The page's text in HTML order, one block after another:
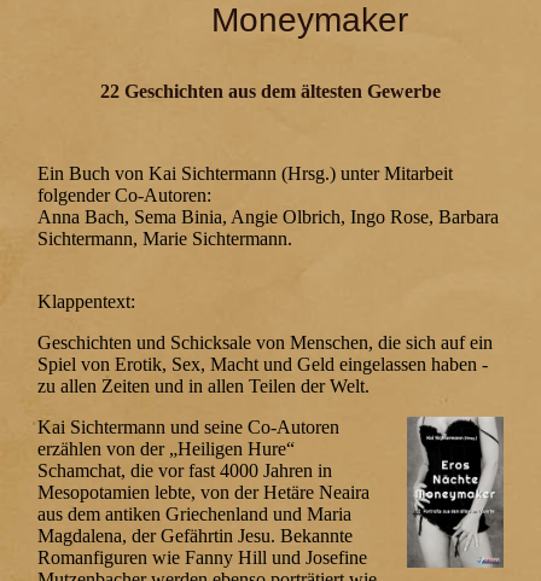
Moneymaker
22 Geschichten aus dem ältesten Gewerbe
Ein Buch von Kai Sichtermann (Hrsg.) unter Mitarbeit
folgender Co-Autoren:
Anna Bach, Sema Binia, Angie Olbrich, Ingo Rose, Barbara
Sichtermann, Marie Sichtermann.
Klappentext:
Geschichten und Schicksale von Menschen, die sich auf ein
Spiel von Erotik, Sex, Macht und Geld eingelassen haben -
zu allen Zeiten und in allen Teilen der Welt.
Kai Sichtermann und seine Co-Autoren
erzählen von der „Heiligen Hure“
Schamchat, die vor fast 4000 Jahren in
Mesopotamien lebte, von der Hetäre Neaira
aus dem antiken Griechenland und Maria
Magdalena, der Gefährtin Jesu. Bekannte
Romanfiguren wie Fanny Hill und Josefine